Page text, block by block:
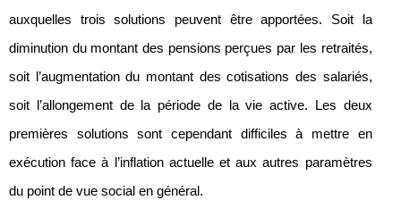
auxquelles trois solutions peuvent être apportées. Soit la
diminution du montant des pensions perçues par les retraités,
soit l’augmentation du montant des cotisations des salariés,
soit l’allongement de la période de la vie active. Les deux
premières solutions sont cependant difficiles à mettre en
exécution face à l’inflation actuelle et aux autres paramètres
du point de vue social en général.